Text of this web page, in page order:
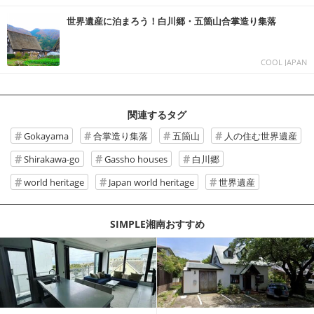
世界遺産に泊まろう！白川郷・五箇山合掌造り集落
COOL JAPAN
関連するタグ
Gokayama 合掌造り集落 五箇山
人の住む世界遺産
Shirakawa-go
Gassho houses
白川郷
world heritage
Japan world heritage 世界遺産
SIMPLE湘南おすすめ
記事を読む